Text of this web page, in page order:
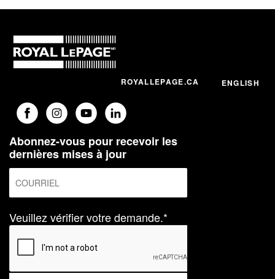
ROYALLEPAGE.CA ENGLISH
Abonnez-vous pour recevoir les
dernières mises à jour
Veuillez vérifier votre demande.*